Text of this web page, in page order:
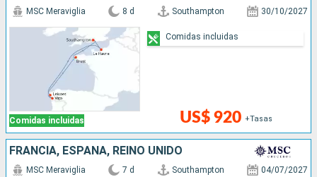
Comidas incluidas
MSC Meraviglia 8 d Southampton 30/10/2027
US$ 920 +Tasas
Comidas incluidas
FRANCIA, ESPAÑA, REINO UNIDO
MSC Meraviglia 7 d Southampton 04/07/2027